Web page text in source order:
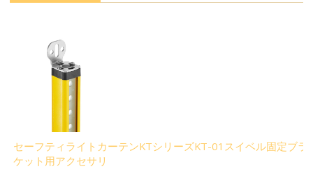
セーフティライトカーテンKTシリーズKT-01スイベル固定ブラ
ケット用アクセサリ